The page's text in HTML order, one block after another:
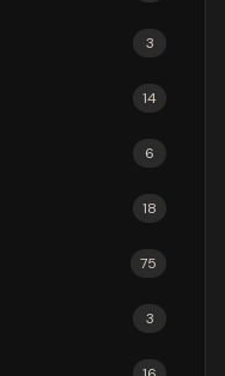
3
14
6
18
75
3